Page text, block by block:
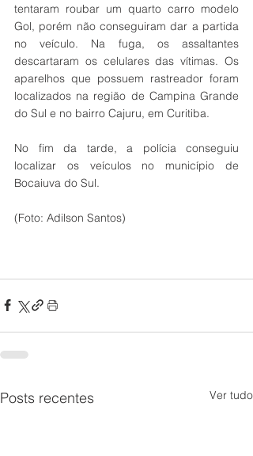
tentaram roubar um quarto carro modelo
Gol, porém não conseguiram dar a partida
no veículo. Na fuga, os assaltantes
descartaram os celulares das vítimas. Os
aparelhos que possuem rastreador foram
localizados na região de Campina Grande
do Sul e no bairro Cajuru, em Curitiba.
No fim da tarde, a polícia conseguiu
localizar os veículos no município de
Bocaiuva do Sul.
(Foto: Adilson Santos)
Posts recentes Ver tudo